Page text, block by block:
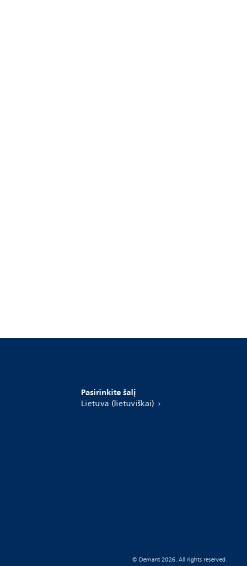
Pasirinkite šalį
Lietuva (lietuviškai)
© Demant 2026. All rights reserved.